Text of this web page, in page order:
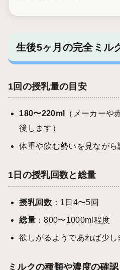
生後5ヶ月の完全ミル
1回の授乳量の目安
180〜220ml
（メーカーや
後します）
体重や飲む勢いを見ながら
1日の授乳回数と総量
授乳回数 ：1日4〜5回
総量 ：800〜1000ml程度
欲しがるようであれば少し
ミルクの種類や濃度の確認